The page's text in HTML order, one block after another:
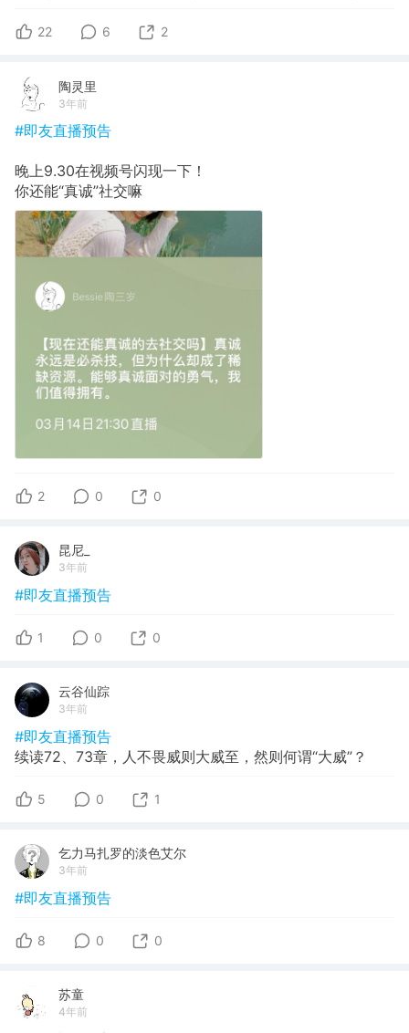
22 6 2
陶灵里
3年前
#即友直播预告
晚上9.30在视频号闪现一下！
你还能“真诚”社交嘛
2 0 0
昆尼_
3年前
#即友直播预告
1 0 0
云谷仙踪
3年前
#即友直播预告
续读72、73章，人不畏威则大威至，然则何谓“大威”？
5 0 1
乞力马扎罗的淡色艾尔
3年前
#即友直播预告
8 0 0
苏童
4年前